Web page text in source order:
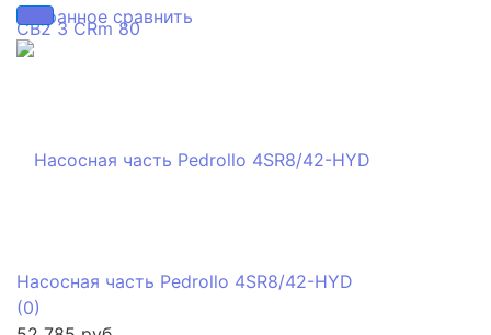
избранное сравнить
Насосная часть Pedrollo 4SR8/42-HYD
(0)